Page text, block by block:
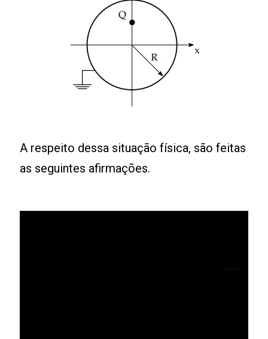
A respeito dessa situação física, são feitas
as seguintes afirmações.